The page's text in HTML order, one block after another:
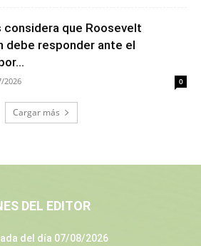
que Roosevelt
debe responder ante el
2026 0
Cargar más
DEL EDITOR
del día 07/08/2026